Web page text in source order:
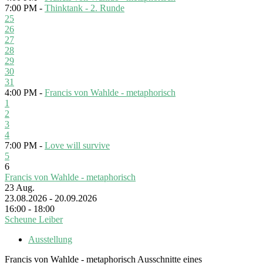
7:00 PM - Thinktank - 2. Runde
25
26
27
28
29
30
31
4:00 PM - Francis von Wahlde - metaphorisch
1
2
3
4
7:00 PM - Love will survive
5
6
Francis von Wahlde - metaphorisch
23 Aug.
23.08.2026 - 20.09.2026
16:00 - 18:00
Scheune Leiber
Ausstellung
Francis von Wahlde - metaphorisch Ausschnitte eines